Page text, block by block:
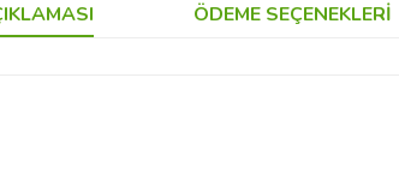
ÖDEME SEÇENEKLERI